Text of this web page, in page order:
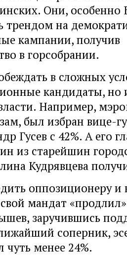
Они, особенно
трендом на
кампании, получив
в горсобрании.
в сложных
кандидаты, но
Например,
был избран вице-
Гусев с 42%. А его
из старейшин
Кудрявцева
оппозиционеру и
мандат
заручившись
соперник,
чуть менее 24%.